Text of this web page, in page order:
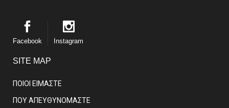
Facebook Instagram
SITE MAP
ΠΟΙΟΙ ΕΙΜΑΣΤE
ΠΟΥ ΑΠΕΥΘΥΝΟΜΑΣΤΕ